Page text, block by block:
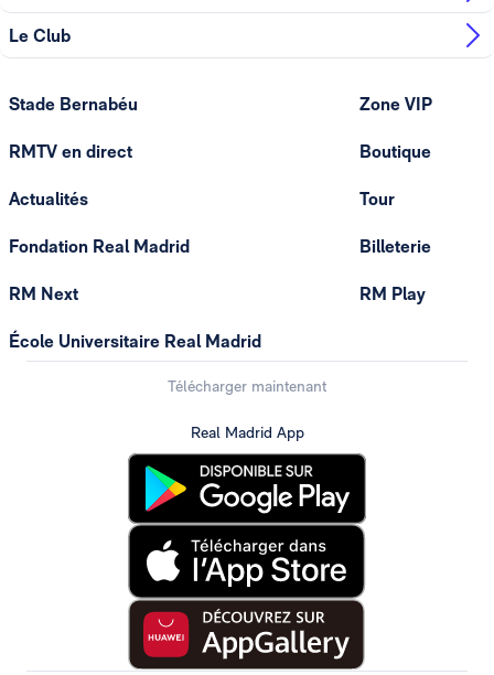
Le Club
Stade Bernabéu
RMTV en direct
Actualités
Fondation Real Madrid
RM Next
École Universitaire Real Madrid
Zone VIP
Boutique
Tour
Billeterie
RM Play
Télécharger maintenant
Real Madrid App